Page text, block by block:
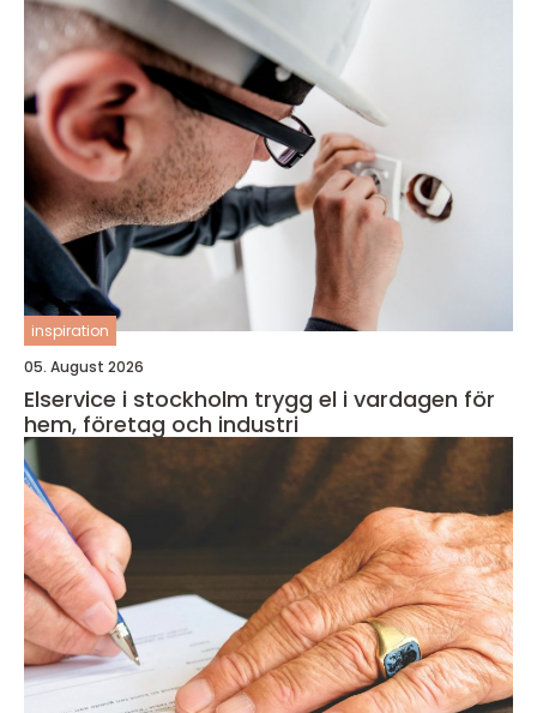
inspiration
05. August 2026
Elservice i stockholm trygg el i vardagen för
hem, företag och industri